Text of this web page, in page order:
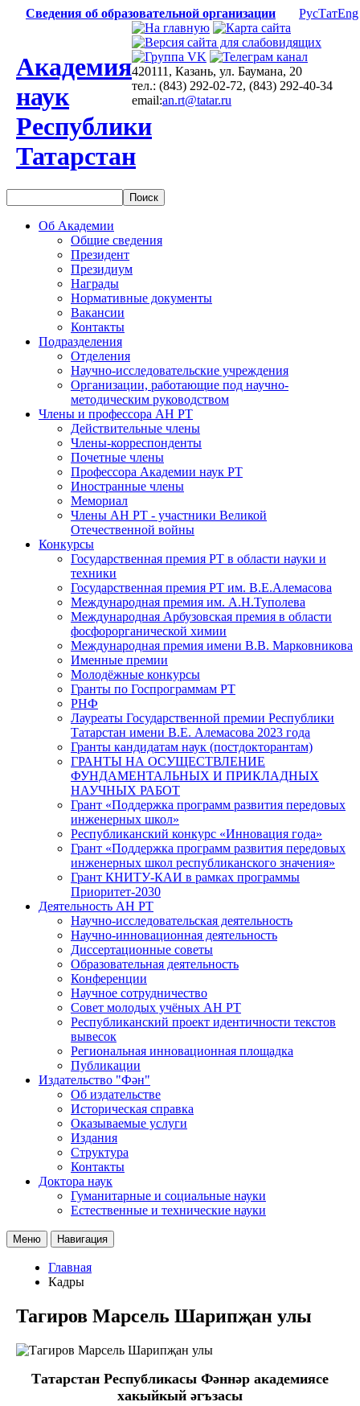
Сведения об образовательной организации РусТатEng
Академия
наук
Республики
Татарстан
420111, Казань, ул. Баумана, 20
тел.: (843) 292-02-72, (843) 292-40-34
email:an.rt@tatar.ru
Об Академии
Общие сведения
Президент
Президиум
Награды
Нормативные документы
Вакансии
Контакты
Подразделения
Отделения
Научно-исследовательские учреждения
Организации, работающие под научно-
методическим руководством
Члены и профессора АН РТ
Действительные члены
Члены-корреспонденты
Почетные члены
Профессора Академии наук РТ
Иностранные члены
Мемориал
Члены АН РТ - участники Великой
Отечественной войны
Конкурсы
Государственная премия РТ в области науки и
техники
Государственная премия РТ им. В.Е.Алемасова
Международная премия им. А.Н.Туполева
Международная Арбузовская премия в области
фосфорорганической химии
Международная премия имени В.В. Марковникова
Именные премии
Молодёжные конкурсы
Гранты по Госпрограммам РТ
РНФ
Лауреаты Государственной премии Республики
Татарстан имени В.Е. Алемасова 2023 года
Гранты кандидатам наук (постдокторантам)
ГРАНТЫ НА ОСУЩЕСТВЛЕНИЕ
ФУНДАМЕНТАЛЬНЫХ И ПРИКЛАДНЫХ
НАУЧНЫХ РАБОТ
Грант «Поддержка программ развития передовых
инженерных школ»
Республиканский конкурс «Инновация года»
Грант «Поддержка программ развития передовых
инженерных школ республиканского значения»
Грант КНИТУ-КАИ в рамках программы
Приоритет-2030
Деятельность АН РТ
Научно-исследовательская деятельность
Научно-инновационная деятельность
Диссертационные советы
Образовательная деятельность
Конференции
Научное сотрудничество
Совет молодых учёных АН РТ
Республиканский проект идентичности текстов
вывесок
Региональная инновационная площадка
Публикации
Издательство "Фән"
Об издательстве
Историческая справка
Оказываемые услуги
Издания
Структура
Контакты
Доктора наук
Гуманитарные и социальные науки
Естественные и технические науки
Меню Навигация
Главная
Кадры
Тагиров Марсель Шарипҗан улы
Татарстан Республикасы Фәннәр академиясе
хакыйкый әгъзасы